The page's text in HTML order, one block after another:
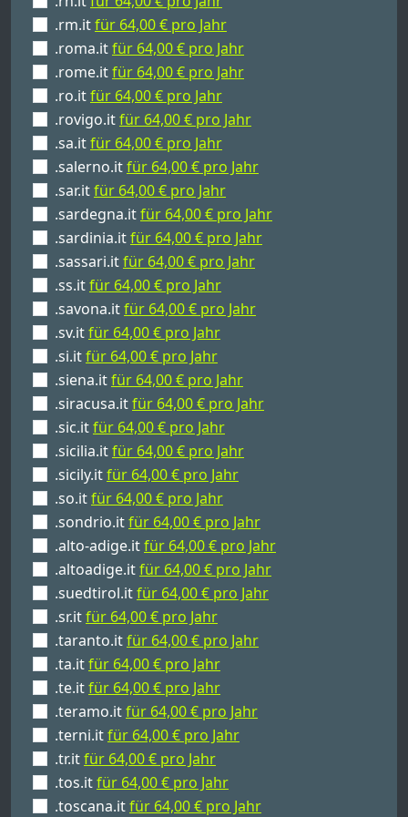
.rm.itfür 64,00 € pro Jahr
.roma.itfür 64,00 € pro Jahr
.rome.itfür 64,00 € pro Jahr
.ro.itfür 64,00 € pro Jahr
.rovigo.itfür 64,00 € pro Jahr
.sa.itfür 64,00 € pro Jahr
.salerno.itfür 64,00 € pro Jahr
.sar.itfür 64,00 € pro Jahr
.sardegna.itfür 64,00 € pro Jahr
.sardinia.itfür 64,00 € pro Jahr
.sassari.itfür 64,00 € pro Jahr
.ss.itfür 64,00 € pro Jahr
.savona.itfür 64,00 € pro Jahr
.sv.itfür 64,00 € pro Jahr
.si.itfür 64,00 € pro Jahr
.siena.itfür 64,00 € pro Jahr
.siracusa.itfür 64,00 € pro Jahr
.sic.itfür 64,00 € pro Jahr
.sicilia.itfür 64,00 € pro Jahr
.sicily.itfür 64,00 € pro Jahr
.so.itfür 64,00 € pro Jahr
.sondrio.itfür 64,00 € pro Jahr
.alto-adige.itfür 64,00 € pro Jahr
.altoadige.itfür 64,00 € pro Jahr
.suedtirol.itfür 64,00 € pro Jahr
.sr.itfür 64,00 € pro Jahr
.taranto.itfür 64,00 € pro Jahr
.ta.itfür 64,00 € pro Jahr
.te.itfür 64,00 € pro Jahr
.teramo.itfür 64,00 € pro Jahr
.terni.itfür 64,00 € pro Jahr
.tr.itfür 64,00 € pro Jahr
.tos.itfür 64,00 € pro Jahr
.toscana.itfür 64,00 € pro Jahr